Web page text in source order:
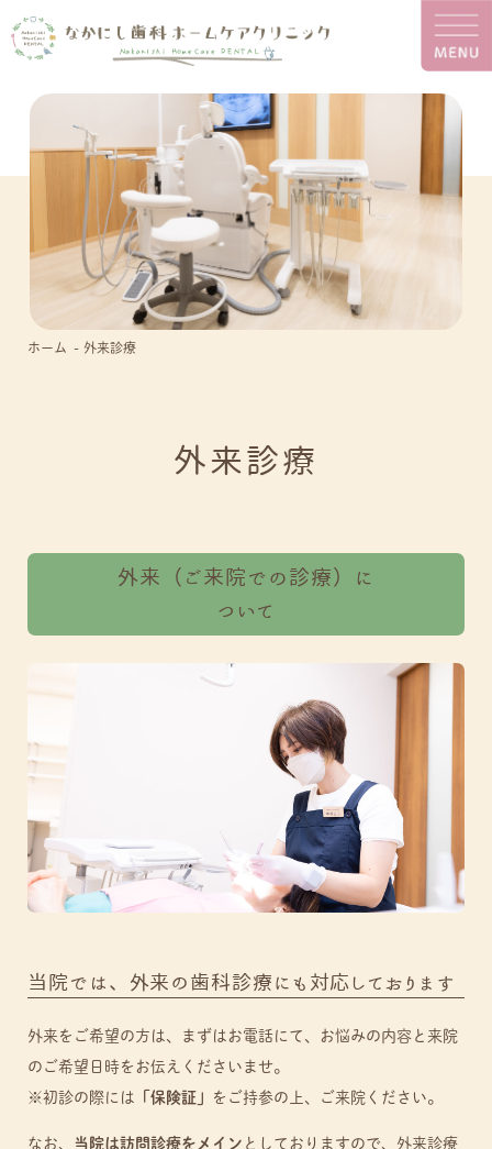
ホーム 外来診療
外来診療
外来（ご来院での診療）に
ついて
当院では、外来の歯科診療にも対応しております
外来をご希望の方は、まずはお電話にて、お悩みの内容と来院
のご希望日時をお伝えくださいませ。
※初診の際には
「保険証」 をご持参の上、ご来院ください。
なお、 当院は訪問診療をメイン としておりますので、外来診療